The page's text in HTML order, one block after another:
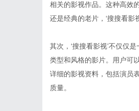
相关的影视作品。这种高效
还是经典的老片，‘搜搜看影
其次，‘搜搜看影视’不仅仅
类型和风格的影片。用户可
详细的影视资料，包括演员
质量。